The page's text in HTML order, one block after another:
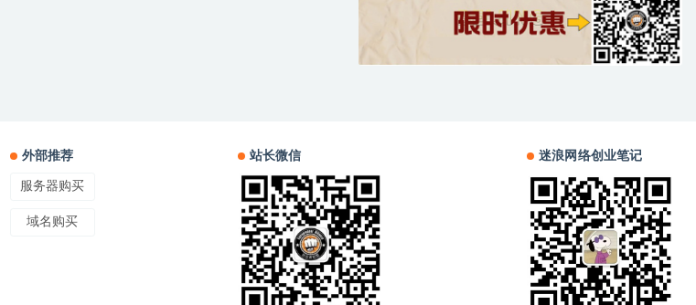
外部推荐
服务器购买
域名购买
站长微信 迷浪网络创业笔记